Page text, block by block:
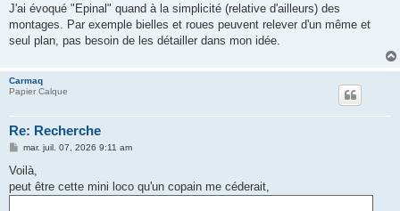
J'ai évoqué "Epinal" quand à la simplicité (relative d'ailleurs) des
montages. Par exemple bielles et roues peuvent relever d'un même et
seul plan, pas besoin de les détailler dans mon idée.
Carmaq
Papier Calque
Re: Recherche
M
s
a
mar. juil. 07, 2026 9:11 am
Voilà,
peut être cette mini loco qu'un copain me céderait,